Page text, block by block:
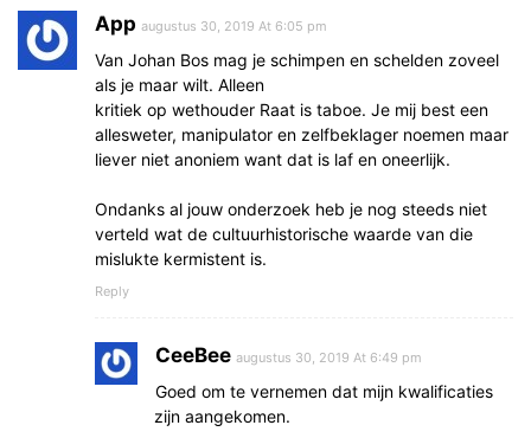
App augustus 30, 2019 At 6:05 pm
Van Johan Bos mag je schimpen en schelden zoveel
als je maar wilt. Alleen
kritiek op wethouder Raat is taboe. Je mij best een
allesweter, manipulator en zelfbeklager noemen maar
liever niet anoniem want dat is laf en oneerlijk.
Ondanks al jouw onderzoek heb je nog steeds niet
verteld wat de cultuurhistorische waarde van die
mislukte kermistent is.
Reply
CeeBee augustus 30, 2019 At 6:49 pm
Goed om te vernemen dat mijn kwalificaties
zijn aangekomen.